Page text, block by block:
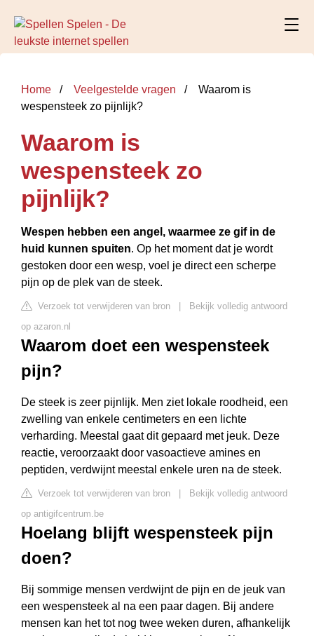
Home Veelgestelde vragen
Waarom is
wespensteek zo pijnlijk?
Waarom is
wespensteek zo
pijnlijk?
Wespen hebben een angel , waarmee ze gif in de
huid kunnen spuiten. Op het moment dat je wordt
gestoken door een wesp, voel je direct een scherpe
pijn op de plek van de steek.
Verzoek tot verwijderen van bron
Bekijk volledig antwoord
op azaron.nl
Waarom doet een wespensteek
pijn?
De steek is zeer pijnlijk. Men ziet lokale roodheid, een
zwelling van enkele centimeters en een lichte
verharding. Meestal gaat dit gepaard met jeuk. Deze
reactie, veroorzaakt door vasoactieve amines en
peptiden, verdwijnt meestal enkele uren na de steek.
Verzoek tot verwijderen van bron
Bekijk volledig antwoord
op antigifcentrum.be
Hoelang blijft wespensteek pijn
doen?
Bij sommige mensen verdwijnt de pijn en de jeuk van
een wespensteek al na een paar dagen. Bij andere
mensen kan het tot nog twee weken duren, afhankelijk